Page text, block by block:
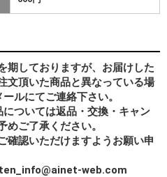
期しておりますが、お届けした
文頂いた商品と異なっている場
ルにてご連絡下さい。
ついては返品・交換・キャン
めご了承ください。
確認いただけますようお願い申
web.com